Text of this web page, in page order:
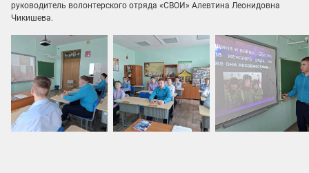
руководитель волонтерского отряда «СВОИ» Алевтина Леонидовна
Чикишева.